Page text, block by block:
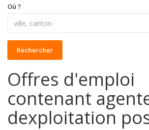
Oú ?
Rechercher
Offres d'emploi
contenant
dexploitation